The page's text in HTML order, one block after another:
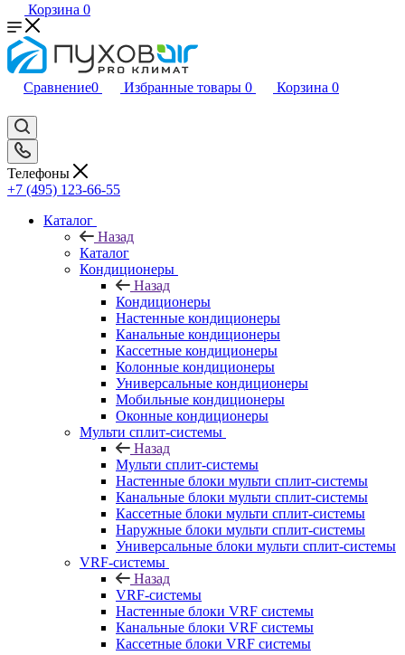
Корзина 0
Сравнение0 Избранные товары 0 Корзина 0
Телефоны
+7 (495) 123-66-55
Каталог
Назад
Каталог
Кондиционеры
Назад
Кондиционеры
Настенные кондиционеры
Канальные кондиционеры
Кассетные кондиционеры
Колонные кондиционеры
Универсальные кондиционеры
Мобильные кондиционеры
Оконные кондиционеры
Мульти сплит-системы
Назад
Мульти сплит-системы
Настенные блоки мульти сплит-системы
Канальные блоки мульти сплит-системы
Кассетные блоки мульти сплит-системы
Наружные блоки мульти сплит-системы
Универсальные блоки мульти сплит-системы
VRF-системы
Назад
VRF-системы
Настенные блоки VRF системы
Канальные блоки VRF системы
Кассетные блоки VRF системы